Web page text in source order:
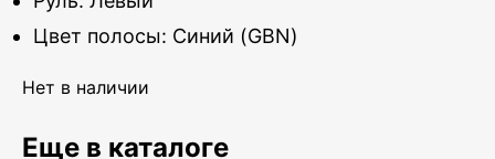
Цвет полосы: Синий (GBN)
Нет в наличии
Еще в каталоге